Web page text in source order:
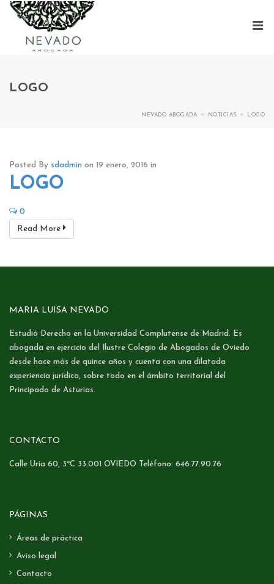
LOGO
NEVADO ABOGADA > NOTICIAS > LOGO
Posted By sdadmin on 19 enero, 2016 in
LOGO
0
Read More
MARIA LUISA NEVADO
Estudió Derecho en la Universidad Complutense de Madrid. Es
abogada en ejercicio del Ilustre Colegio de Abogados de Oviedo
desde hace más de quince años y cuenta con una dilatada
experiencia jurídica, sobre todo en el ámbito territorial del
Principado de Asturias.
CONTACTO
Calle Uría 60, 3ºC 33.001 OVIEDO Teléfono: 646.77.90.76
PÁGINAS
Áreas de práctica
Aviso legal
Contacto